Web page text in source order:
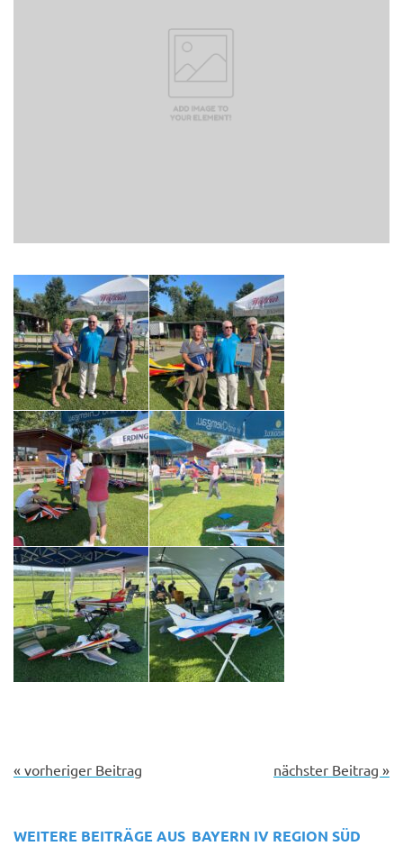
« vorheriger Beitrag nächster Beitrag »
WEITERE BEITRÄGE AUS BAYERN IV REGION SÜD